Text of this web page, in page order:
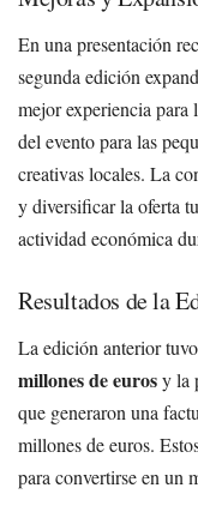
En una presentación
segunda edición
mejor experiencia para
del evento para las
creativas locales. La
y diversificar la oferta
actividad económica
Resultados de la
La edición anterior
millones de eurosy la
que generaron una
millones de euros.
para convertirse en un